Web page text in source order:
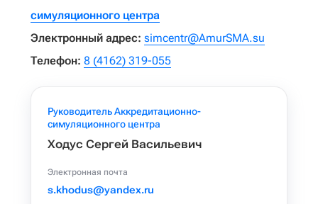
симуляционного центра
Электронный адрес: simcentr@AmurSMA.su
Телефон: 8 (4162) 319-055
Руководитель Аккредитационно-
симуляционного центра
Ходус Сергей Васильевич
Электронная почта
s.khodus@yandex.ru